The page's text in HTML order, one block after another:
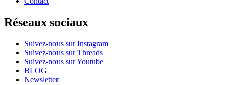
Réseaux sociaux
Suivez-nous sur Instagram
Suivez-nous sur Threads
Suivez-nous sur Youtube
BLOG
Newsletter